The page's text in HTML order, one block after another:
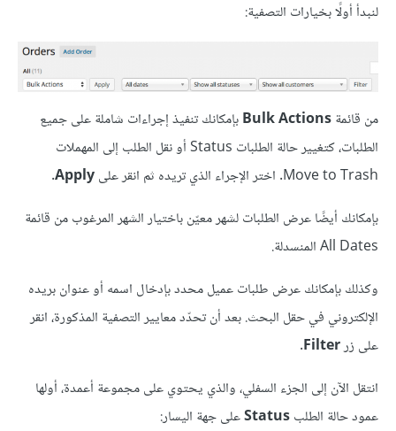
لنبدأ أولًا بخيارات التصفية:
من قائمةBulk Actionsبإمكانك تنفيذ إجراءات شاملة على جميع
الطلبات، كتغيير حالة الطلبات Status أو نقل الطلب إلى المهملات
Move to Trash. اختر الإجراء الذي تريده ثم انقر على
Apply
.
بإمكانك أيضًا عرض الطلبات لشهر معيّن باختيار الشهر المرغوب من قائمة
All Dates المنسدلة.
وكذلك بإمكانك عرض طلبات عميل محدد بإدخال اسمه أو عنوان بريده
الإلكتروني في حقل البحث. بعد أن تحدّد معايير التصفية المذكورة، انقر
على زرFilter
.
انتقل الآن إلى الجزء السفلي، والذي يحتوي على مجموعة أعمدة، أولها
عمود حالة الطلبStatusعلى جهة اليسار: